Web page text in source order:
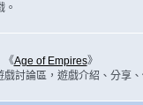
。
《Age of Empires》
討論區，遊戲介紹、分享